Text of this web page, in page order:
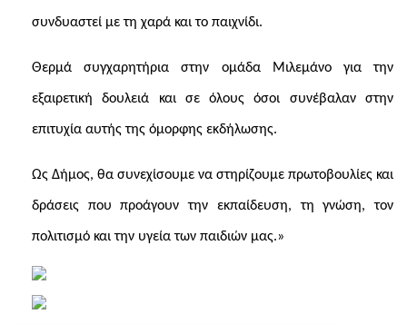
συνδυαστεί με τη χαρά και το παιχνίδι.
Θερμά συγχαρητήρια στην ομάδα Μιλεμάνο για την
εξαιρετική δουλειά και σε όλους όσοι συνέβαλαν στην
επιτυχία αυτής της όμορφης εκδήλωσης.
Ως Δήμος, θα συνεχίσουμε να στηρίζουμε πρωτοβουλίες και
δράσεις που προάγουν την εκπαίδευση, τη γνώση, τον
πολιτισμό και την υγεία των παιδιών μας.»